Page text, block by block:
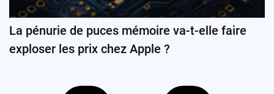
La pénurie de puces mémoire va-t-elle faire
exploser les prix chez Apple ?